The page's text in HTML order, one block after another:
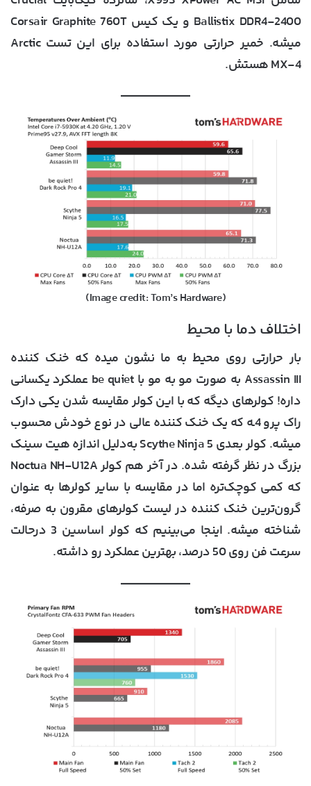
Ballistix DDR4-2400 و یک کیس Corsair Graphite 760T
میشه. خمیر حرارتی مورد استفاده برای این تست Arctic
MX-4‌ هستش.
(Image credit: Tom’s Hardware)
اختلاف دما با محیط
بار حرارتی روی محیط به ما نشون میده که خنک کننده
Assassin III به صورت مو به مو با be quiet عملکرد یکسانی
داره! کولرهای دیگه که با این کولر مقایسه شدن یکی دارک
راک پرو 4ـه که یک خنک کننده عالی در نوع خودش محسوب
میشه. کولر بعدی Scythe Ninja 5 به‌دلیل اندازه هیت سینک
بزرگ در نظر گرفته شده. در آخر هم کولر Noctua NH-U12A
که کمی کوچک‌تره اما در مقایسه با سایر کولرها به عنوان
گرون‌ترین خنک کننده در لیست کولرهای مقرون به صرفه،
شناخته میشه. اینجا می‌بینیم که کولر اساسین 3 درحالت
سرعت فن روی 50 درصد، بهترین عملکرد رو داشته.